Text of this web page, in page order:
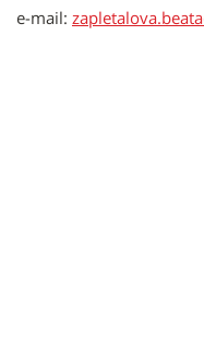
e-mail: